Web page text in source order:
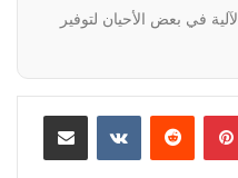
في بعض الأحيان لتوفير
بينتيريست